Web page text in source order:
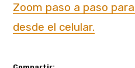
Zoom paso a paso
desde el celular.